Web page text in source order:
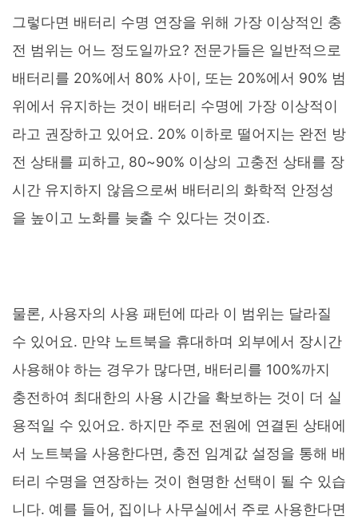
그렇다면 배터리 수명 연장을 위해 가장 이상적인 충
전 범위는 어느 정도일까요? 전문가들은 일반적으로
배터리를 20%에서 80% 사이, 또는 20%에서 90% 범
위에서 유지하는 것이 배터리 수명에 가장 이상적이
라고 권장하고 있어요. 20% 이하로 떨어지는 완전 방
전 상태를 피하고, 80~90% 이상의 고충전 상태를 장
시간 유지하지 않음으로써 배터리의 화학적 안정성
을 높이고 노화를 늦출 수 있다는 것이죠.
물론, 사용자의 사용 패턴에 따라 이 범위는 달라질
수 있어요. 만약 노트북을 휴대하며 외부에서 장시간
사용해야 하는 경우가 많다면, 배터리를 100%까지
충전하여 최대한의 사용 시간을 확보하는 것이 더 실
용적일 수 있어요. 하지만 주로 전원에 연결된 상태에
서 노트북을 사용한다면, 충전 임계값 설정을 통해 배
터리 수명을 연장하는 것이 현명한 선택이 될 수 있습
니다. 예를 들어, 집이나 사무실에서 주로 사용한다면